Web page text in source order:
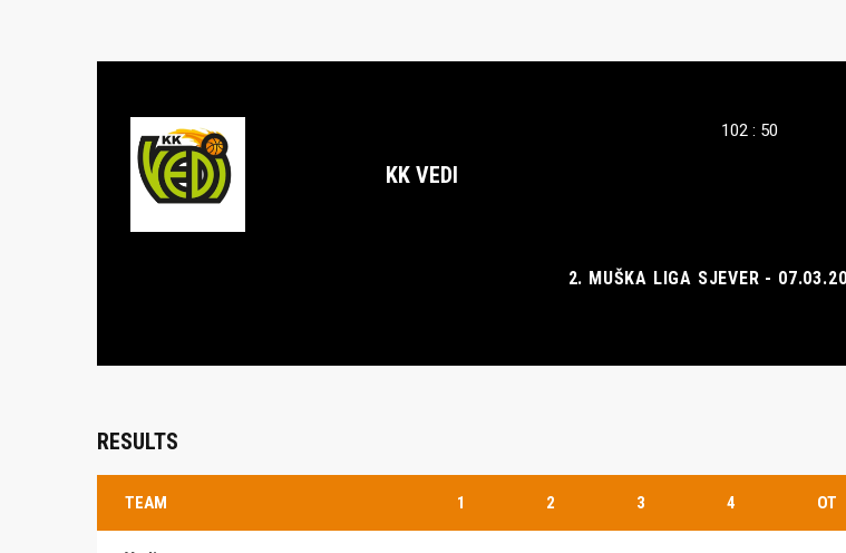
KK VEDI
102 : 50
2. MUŠKA LIGA SJEVER -
RESULTS
TEAM 1 2 3 4 OT